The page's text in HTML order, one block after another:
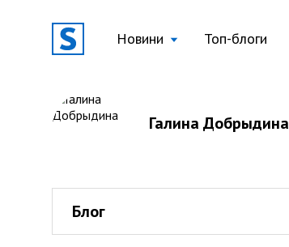
Новини Топ-блоги
Галина Добрыдина
Блог